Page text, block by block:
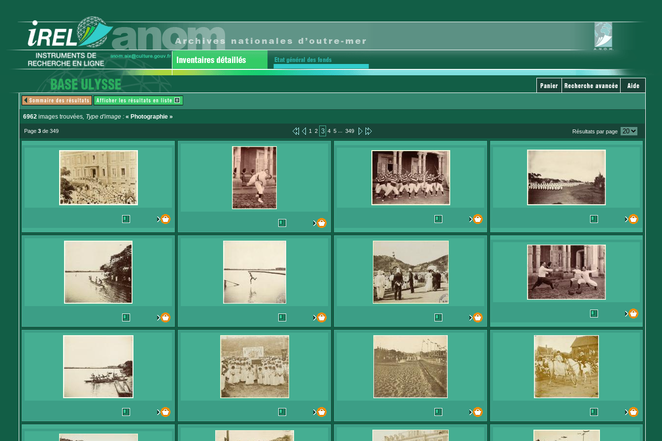
6962 images trouvées, Type d'image : « Photographie »
Page 3 de 349 1 2 3 4 5 ... 349 Résultats par page